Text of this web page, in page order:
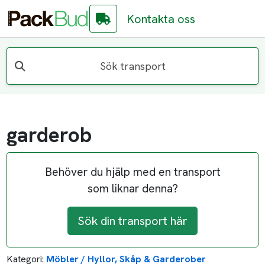
Kontakta oss
Sök transport
garderob
Behöver du hjälp med en transport
som liknar denna?
Sök din transport här
Kategori: Möbler / Hyllor, Skåp & Garderober